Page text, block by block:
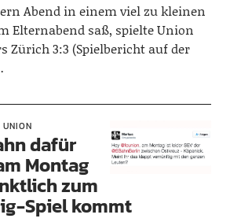
Abend in einem viel zu kleinen
Elternabend saß, spielte Union
Zürich 3:3 (Spielbericht auf der
UNION
dafür
Montag
zum
Spiel kommt